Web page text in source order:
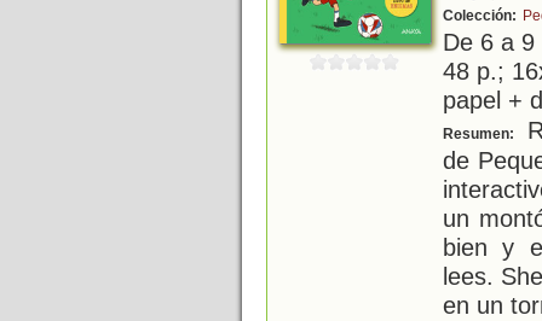
Colección:
De 6 a
48 p.;
papel +
Resumen:
de
un
bien y
lees.
en un